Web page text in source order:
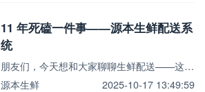
11 年死磕一件事——源本生鲜配送系
统
朋友们，今天想和大家聊聊生鲜配送——这行看着“小众”，却连着千万家庭的餐桌安全、千万商户的生计运转，...
源本生鲜
2025-10-17 13:49:59